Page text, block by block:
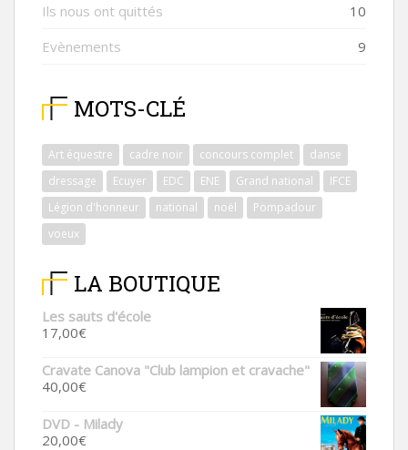
Ils nous ont quittés
10
Evènements
9
MOTS-CLÉ
Art équestre cadre noir concours complet
danse
dressage
Ecuyer EDC ENE Grand national
IFCE
Légion d'honneur
national noël
Pompadour
voeux
LA BOUTIQUE
Les sauts d'école
17,00€
Cravate Canova "Club lampion et cravache"
40,00€
DVD - Milady
20,00€